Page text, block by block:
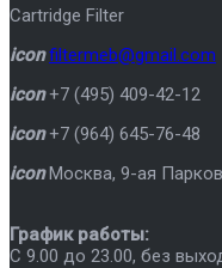
Cartridge Filter
icon filtermeb@gmail.com
icon +7 (495) 409-42-12
icon +7 (964) 645-76-48
icon Москва, 9-ая
График работы:
C 9.00 до 23.00, без